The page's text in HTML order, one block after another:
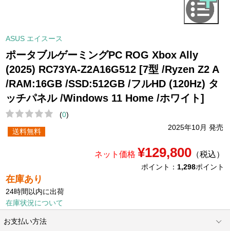
ASUS エイスース
ポータブルゲーミングPC ROG Xbox Ally
(2025) RC73YA-Z2A16G512 [7型 /Ryzen Z2 A
/RAM:16GB /SSD:512GB /フルHD (120Hz) タ
ッチパネル /Windows 11 Home /ホワイト]
(0)
2025年10月 発売
送料無料
ネット価格 ¥129,800（税込）
ポイント： 1,298ポイント
在庫あり
24時間以内に出荷
在庫状況について
お支払い方法